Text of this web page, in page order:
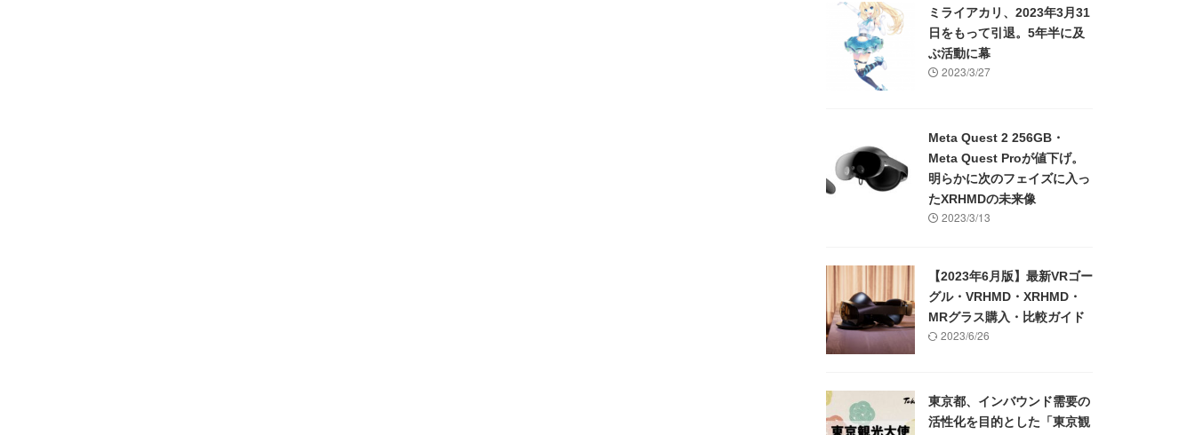
ミライアカリ、2023年3月31
日をもって引退。5年半に及
ぶ活動に幕
2023/3/27
Meta Quest 2 256GB・
Meta Quest Proが値下げ。
明らかに次のフェイズに入っ
たXRHMDの未来像
2023/3/13
【2023年6月版】最新VRゴー
グル・VRHMD・XRHMD・
MRグラス購入・比較ガイド
2023/6/26
東京都、インバウンド需要の
活性化を目的とした「東京観